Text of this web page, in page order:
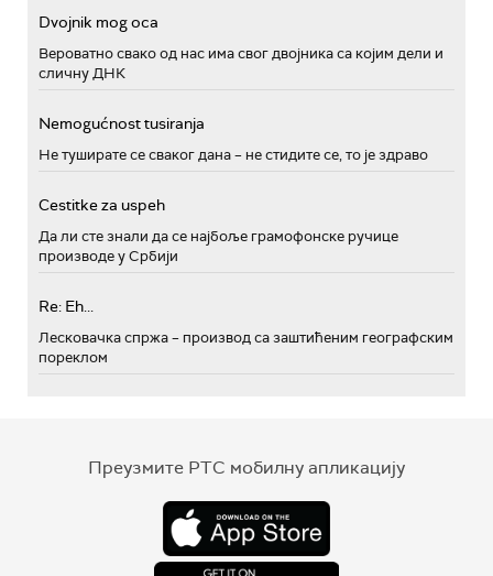
Dvojnik mog oca
Вероватно свако од нас има свог двојника са којим дели и
сличну ДНК
Nemogućnost tusiranja
Не туширате се сваког дана – не стидите се, то је здраво
Cestitke za uspeh
Да ли сте знали да се најбоље грамофонске ручице
производе у Србији
Re: Eh...
Лесковачка спржа – производ са заштићеним географским
пореклом
Преузмите РТС мобилну апликацију